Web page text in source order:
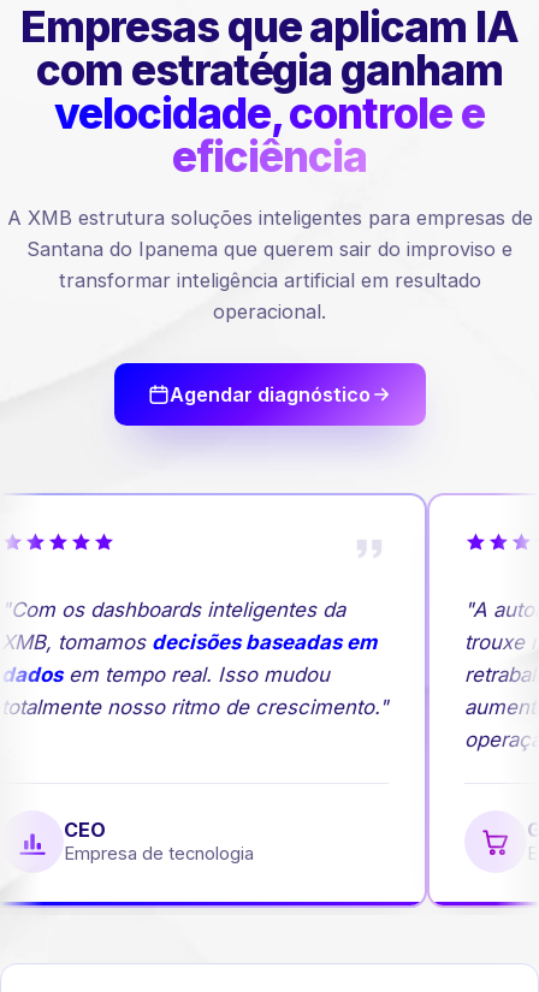
Empresas que aplicam IA
com estratégia ganham
velocidade, controle e
eficiência
A XMB estrutura soluções inteligentes para empresas de
Santana do Ipanema que querem sair do improviso e
transformar inteligência artificial em resultado
operacional.
Agendar diagnóstico
os dashboards inteligentes da
tomamosdecisões baseadas em
em tempo real. Isso mudou
nosso ritmo de crescimento."
CEO
Empresa de tecnologia
"A
trouxe